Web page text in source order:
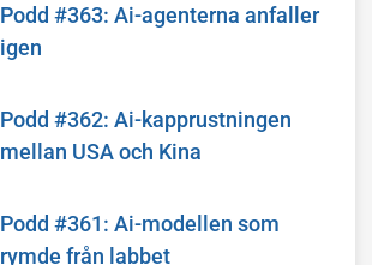
Podd #363: Ai-agenterna anfaller
igen
Podd #362: Ai-kapprustningen
mellan USA och Kina
Podd #361: Ai-modellen som
rymde från labbet